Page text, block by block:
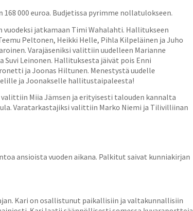
168 000 euroa. Budjetissa pyrimme nollatulokseen.
jatkamaan Timi Wahalahti. Hallitukseen
Peltonen, Heikki Helle, Pihla Kilpeläinen ja Juho
Varajäseniksi valittiin uudelleen Marianne
Suvi Leinonen. Hallituksesta jäivät pois Enni
ja Joonas Hiltunen. Menestystä uudelle
ja Joonakselle hallitustaipaleesta!
Miia Jämsen ja erityisesti talouden kannalta
Varatarkastajiksi valittiin Marko Niemi ja Tilivilliinan
ansioista vuoden aikana. Palkitut saivat kunniakirjan
Kari on osallistunut paikallisiin ja valtakunnallisiin